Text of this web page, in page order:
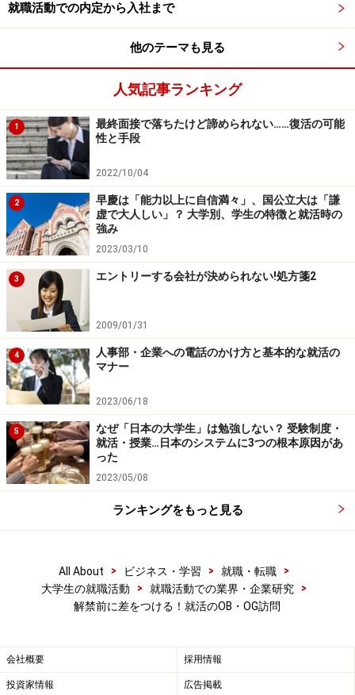
ったり、エントリーシートを添削してもらったり、先輩
す。こんな風にいろいろな業界の社会人に会えるという
のは、まさに就活生の特権です。OB・OG訪問をしてき
もあるため、事前の企業研究などの準備は欠かせません
が、それ以上に充実した情報を得られると思うので、ぜ
ひチャレンジしてみてください。
続いては、この時期にOB・OG訪問をすすめる二つ目の
理由を説明します。
※記事内容は執筆時点のものです。最新の内容をご確認くださ
い。
1/2 次のページへ
就職活動での内定から入社まで
他のテーマも見る
人気記事ランキング
1
最終面接で落ちたけど諦められない……復活の可能
性と手段
2022/10/04
2
早慶は「能力以上に自信満々」、国公立大は「謙
虚で大人しい」？ 大学別、学生の特徴と就活時の
強み
2023/03/10
3 エントリーする会社が決められない!処方箋2
2009/01/31
4
人事部・企業への電話のかけ方と基本的な就活の
マナー
2023/06/18
5
なぜ「日本の大学生」は勉強しない？ 受験制度・
就活・授業…日本のシステムに3つの根本原因があ
った
2023/05/08
ランキングをもっと見る
All About > ビジネス・学習 > 就職・転職
>
大学生の就職活動
> 就職活動での業界・企業研究
>
解禁前に差をつける！就活のOB・OG訪問
会社概要 採用情報
投資家情報 広告掲載